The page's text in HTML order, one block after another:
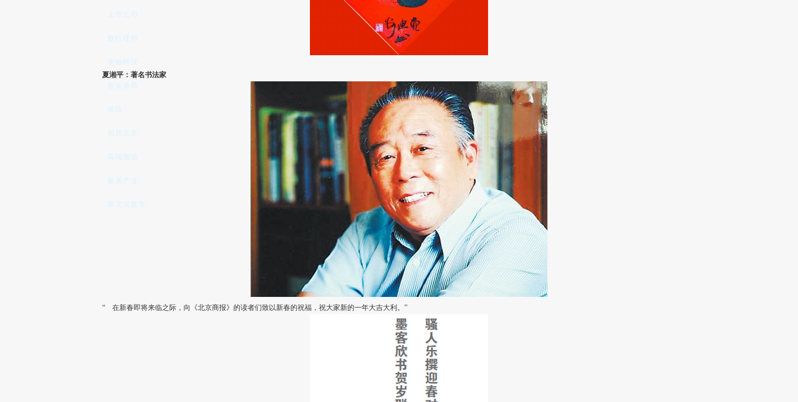
上市公司
银行理财
金融科技
基金券商
保险
创新北京
高端旅游
家居产业
新北京楼市
夏湘平：著名书法家
“ 在新春即将来临之际，向《北京商报》的读者们致以新春的祝福，祝大家新的一年大吉大利。”